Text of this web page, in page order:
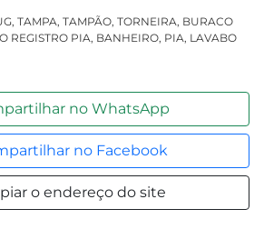
TAMPA, TAMPÃO, TORNEIRA, BURACO
REGISTRO PIA, BANHEIRO, PIA, LAVABO
no WhatsApp
no Facebook
o endereço do site